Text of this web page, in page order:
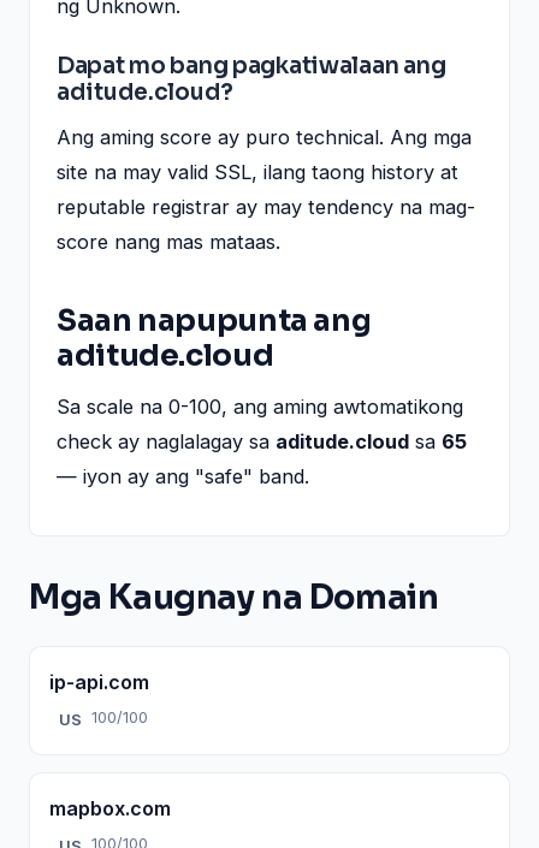
ng Unknown.
Dapat mo bang pagkatiwalaan ang
aditude.cloud?
Ang aming score ay puro technical. Ang mga
site na may valid SSL, ilang taong history at
reputable registrar ay may tendency na mag-
score nang mas mataas.
Saan napupunta ang
aditude.cloud
Sa scale na 0-100, ang aming awtomatikong
check ay naglalagay sa aditude.cloud sa 65
— iyon ay ang "safe" band.
Mga Kaugnay na Domain
ip-api.com
US 100/100
mapbox.com
100/100